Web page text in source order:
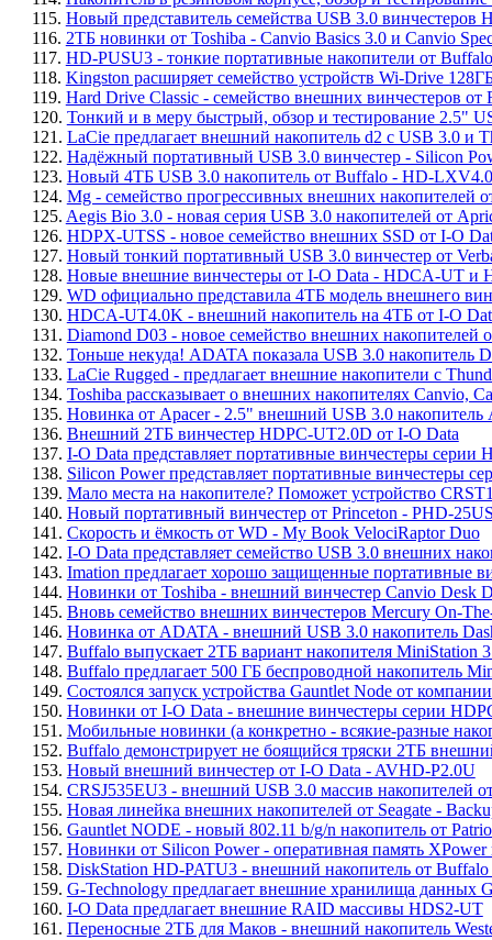
115. Новый представитель семейства USB 3.0 винчестеров
116. 2ТБ новинки от Toshiba - Canvio Basics 3.0 и Canvio
117. HD-PUSU3 - тонкие портативные накопители от Buffalo
118. Kingston расширяет семейство устройств Wi-Drive
119. Hard Drive Classic - семейство внешних винчестеров от
120. Тонкий и в меру быстрый, обзор и тестирование 2.5"
121. LaCie предлагает внешний накопитель d2 с USB 3.0 и
122. Надёжный портативный USB 3.0 винчестер - Silicon
123. Новый 4ТБ USB 3.0 накопитель от Buffalo - HD-
124. Mg - семейство прогрессивных внешних накопителей
125. Aegis Bio 3.0 - новая серия USB 3.0 накопителей от
126. HDPX-UTSS - новое семейство внешних SSD от I-O
127. Новый тонкий портативный USB 3.0 винчестер от
128. Новые внешние винчестеры от I-O Data - HDCA-UT и
129. WD официально представила 4ТБ модель внешнего
130. HDCA-UT4.0K - внешний накопитель на 4ТБ от I-O
131. Diamond D03 - новое семейство внешних накопителей
132. Тоньше некуда! ADATA показала USB 3.0 накопитель
133. LaCie Rugged - предлагает внешние накопители с
134. Toshiba рассказывает о внешних накопителях Canvio,
135. Новинка от Apacer - 2.5" внешний USB 3.0 накопитель
136. Внешний 2ТБ винчестер HDPC-UT2.0D от I-O Data
137. I-O Data представляет портативные винчестеры серии
138. Silicon Power представляет портативные винчестеры
139. Мало места на накопителе? Поможет устройство
140. Новый портативный винчестер от Princeton - PHD-
141. Скорость и ёмкость от WD - My Book VelociRaptor Duo
142. I-O Data представляет семейство USB 3.0 внешних
143. Imation предлагает хорошо защищенные портативные
144. Новинки от Toshiba - внешний винчестер Canvio Desk
145. Вновь семейство внешних винчестеров Mercury On-
146. Новинка от ADATA - внешний USB 3.0 накопитель
147. Buffalo выпускает 2ТБ вариант накопителя MiniStation
148. Buffalo предлагает 500 ГБ беспроводной накопитель
149. Состоялся запуск устройства Gauntlet Node от
150. Новинки от I-O Data - внешние винчестеры серии
151. Мобильные новинки (а конкретно - всякие-разные
152. Buffalo демонстрирует не боящийся тряски 2ТБ
153. Новый внешний винчестер от I-O Data - AVHD-P2.0U
154. CRSJ535EU3 - внешний USB 3.0 массив накопителей
155. Новая линейка внешних накопителей от Seagate -
156. Gauntlet NODE - новый 802.11 b/g/n накопитель от
157. Новинки от Silicon Power - оперативная память
158. DiskStation HD-PATU3 - внешний накопитель от
159. G-Technology предлагает внешние хранилища данных
160. I-O Data предлагает внешние RAID массивы HDS2-UT
161. Переносные 2ТБ для Маков - внешний накопитель